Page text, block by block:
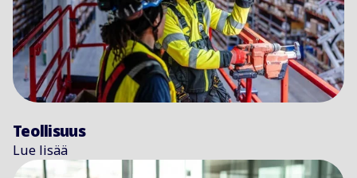
Teollisuus
Lue lisää